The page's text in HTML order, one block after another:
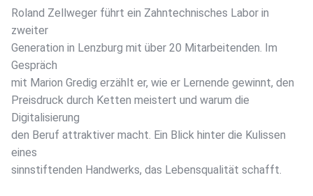
Roland Zellweger führt ein Zahntechnisches Labor in
zweiter
Generation in Lenzburg mit über 20 Mitarbeitenden. Im
Gespräch
mit Marion Gredig erzählt er, wie er Lernende gewinnt, den
Preisdruck durch Ketten meistert und warum die
Digitalisierung
den Beruf attraktiver macht. Ein Blick hinter die Kulissen
eines
sinnstiftenden Handwerks, das Lebensqualität schafft.